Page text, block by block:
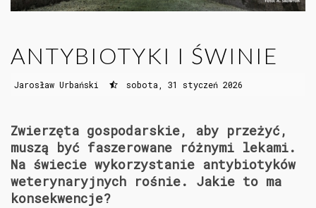
ANTYBIOTYKI I ŚWINIE
Jarosław Urbański sobota, 31 styczeń 2026
Zwierzęta gospodarskie, aby przeżyć,
muszą być faszerowane różnymi lekami.
Na świecie wykorzystanie antybiotyków
weterynaryjnych rośnie. Jakie to ma
konsekwencje?